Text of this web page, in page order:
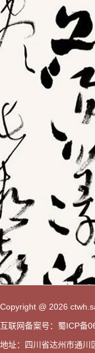
Copyright @ 2026
互联网备案号：蜀ICP备
地址：四川省达州市通